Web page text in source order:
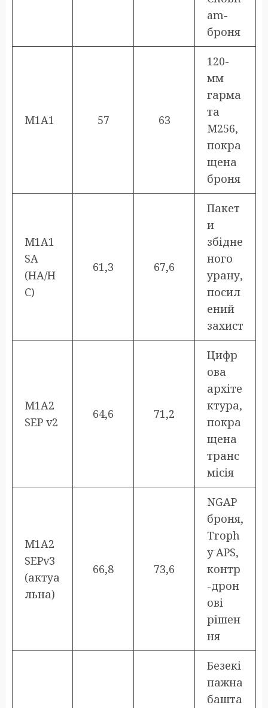
am-
броня
M1A1 57 63
120-
мм
гарма
та
M256,
покра
щена
броня
M1A1
SA
(HA/H
C)
61,3 67,6
Пакет
и
збідне
ного
урану,
посил
ений
захист
M1A2
SEP v2
64,6 71,2
Цифр
ова
архіте
ктура,
покра
щена
транс
місія
M1A2
SEPv3
(актуа
льна)
66,8 73,6
NGAP
броня,
Troph
y APS,
контр
-дрон
ові
рішен
ня
Безекі
пажна
башта